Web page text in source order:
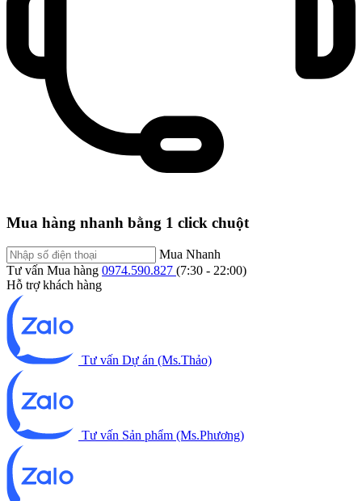
Mua hàng nhanh bằng 1 click chuột
Mua Nhanh
Tư vấn Mua hàng 0974.590.827 (7:30 - 22:00)
Hỗ trợ khách hàng
Tư vấn Dự án (Ms.Thảo)
Tư vấn Sản phẩm (Ms.Phương)